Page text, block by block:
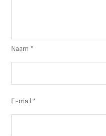
Naam *
E-mail *